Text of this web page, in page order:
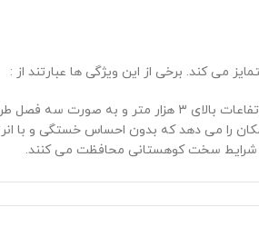
فصل طراحی شده است
را می دهد که بدون احساس خستگی و با
شرایط سخت کوهستانی محافظت می کنند.